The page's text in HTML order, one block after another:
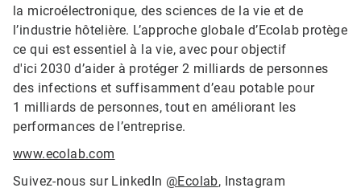
la microélectronique, des sciences de la vie et de
l’industrie hôtelière. L’approche globale d’Ecolab protège
ce qui est essentiel à la vie, avec pour objectif
d'ici 2030 d’aider à protéger 2 milliards de personnes
des infections et suffisamment d’eau potable pour
1 milliards de personnes, tout en améliorant les
performances de l’entreprise.
www.ecolab.com
Suivez-nous sur LinkedIn @Ecolab, Instagram